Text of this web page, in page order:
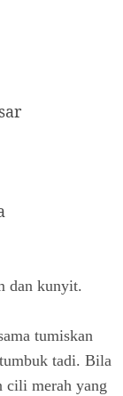
dan kunyit.
tumiskan
tadi. Bila
cili merah yang